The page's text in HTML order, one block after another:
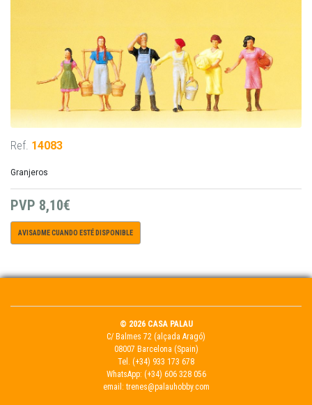
Ref. 14083
Granjeros
PVP 8,10€
AVISADME CUANDO ESTÉ DISPONIBLE
© 2026 CASA PALAU
C/ Balmes 72 (alçada Aragó)
08007 Barcelona (Spain)
Tel. (+34) 933 173 678
WhatsApp: (+34) 606 328 056
email: trenes@palauhobby.com